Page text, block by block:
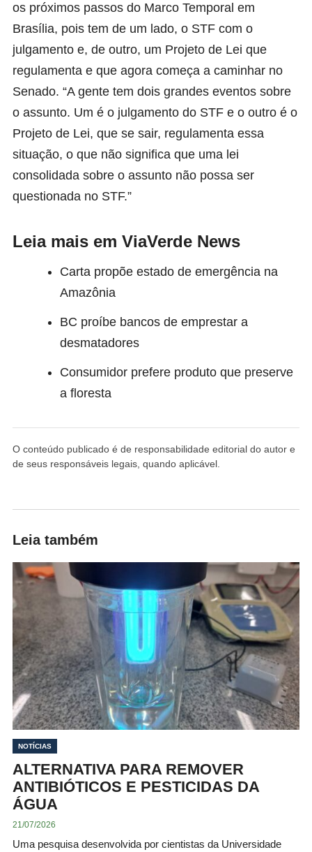
os próximos passos do Marco Temporal em
Brasília, pois tem de um lado, o STF com o
julgamento e, de outro, um Projeto de Lei que
regulamenta e que agora começa a caminhar no
Senado. “A gente tem dois grandes eventos sobre
o assunto. Um é o julgamento do STF e o outro é o
Projeto de Lei, que se sair, regulamenta essa
situação, o que não significa que uma lei
consolidada sobre o assunto não possa ser
questionada no STF.”
Leia mais em ViaVerde News
Carta propõe estado de emergência na
Amazônia
BC proíbe bancos de emprestar a
desmatadores
Consumidor prefere produto que preserve
a floresta
O conteúdo publicado é de responsabilidade editorial do autor e
de seus responsáveis legais, quando aplicável.
Leia também
NOTÍCIAS
ALTERNATIVA PARA REMOVER
ANTIBIÓTICOS E PESTICIDAS DA
ÁGUA
21/07/2026
Uma pesquisa desenvolvida por cientistas da Universidade